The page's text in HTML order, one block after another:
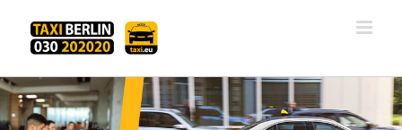
Inhalt
springen